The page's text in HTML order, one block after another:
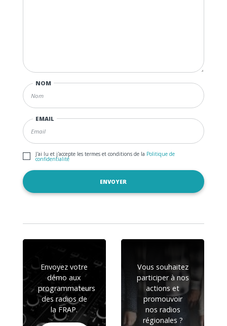
NOM
EMAIL
J'ai lu et j'accepte les termes et conditions de la Politique de
confidentialité
Envoyez votre
démo aux
programmateurs
des radios de
la FRAP.
Vous souhaitez
participer à nos
actions et
promouvoir
nos radios
régionales ?